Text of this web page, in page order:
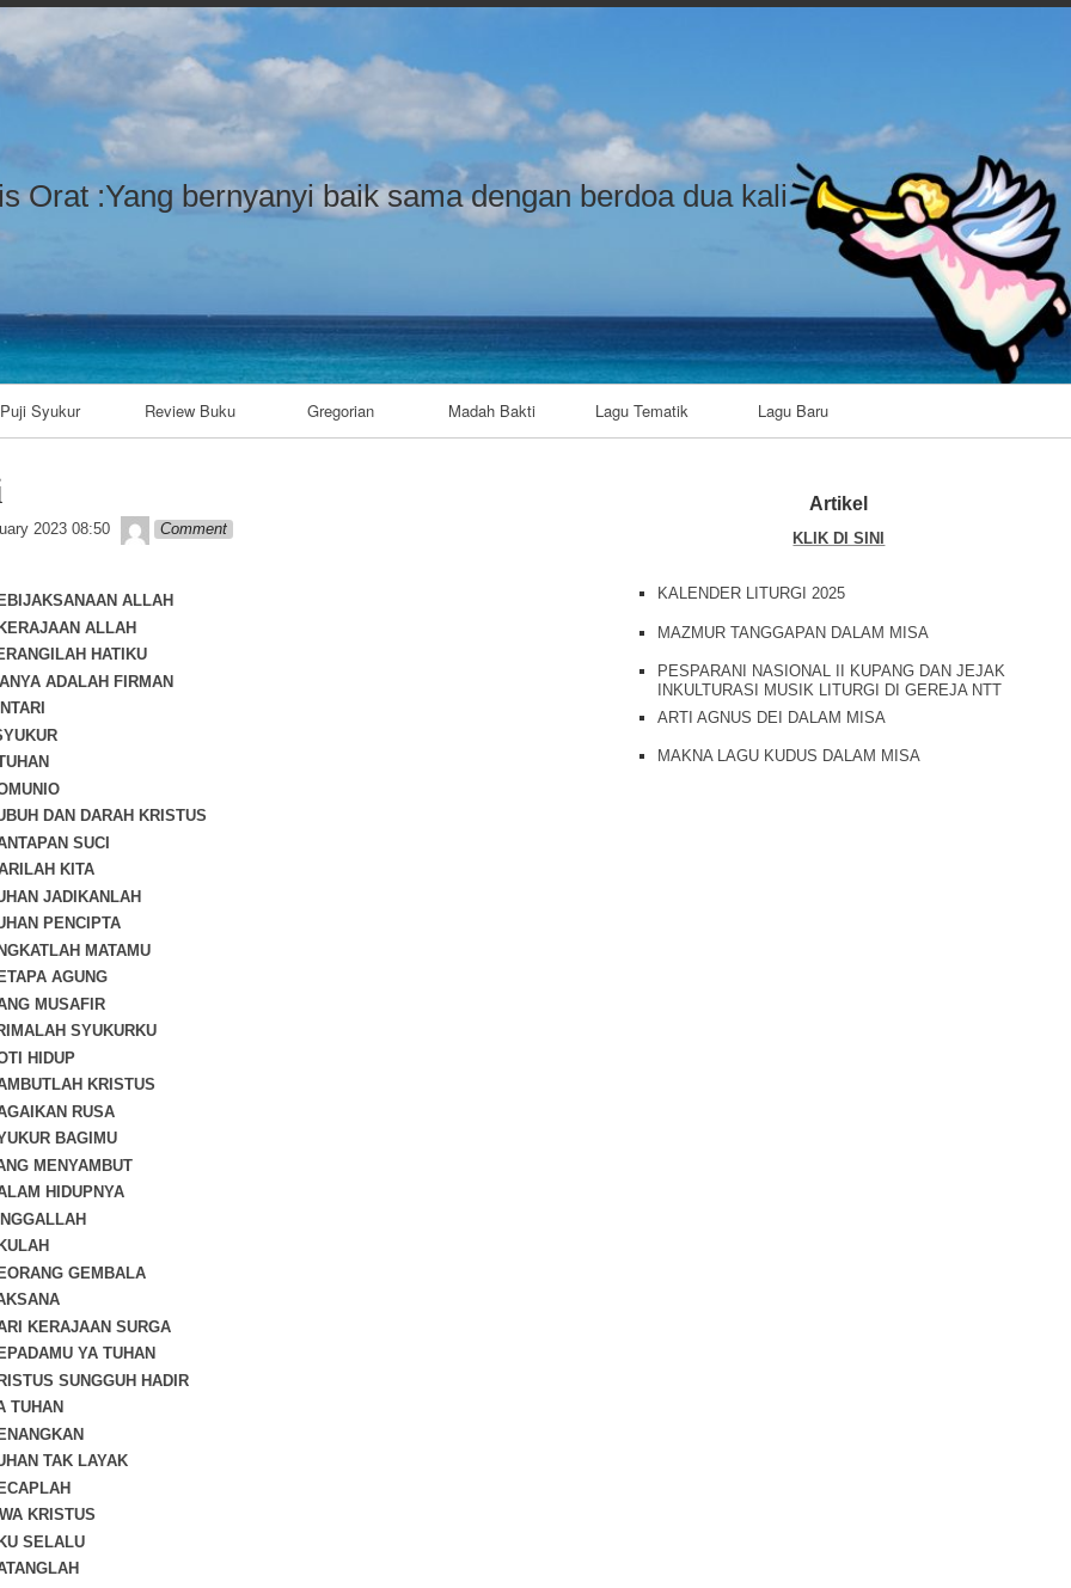
Skip to content
Orat :Yang bernyanyi baik sama dengan berdoa dua kali
Puji Syukur Review Buku Gregorian Madah Bakti Lagu Tematik Lagu Baru
2023 08:50 admin
Comment
ALLAH
ALLAH
HATIKU
ADALAH FIRMAN
DAN DARAH KRISTUS
SUCI
KITA
JADIKANLAH
PENCIPTA
MATAMU
AGUNG
MUSAFIR
SYUKURKU
HIDUP
KRISTUS
RUSA
BAGIMU
MENYAMBUT
HIDUPNYA
GEMBALA
KERAJAAN SURGA
YA TUHAN
SUNGGUH HADIR
TUHAN
TAK LAYAK
KRISTUS
SELALU
Artikel
KLIK DI SINI
KALENDER LITURGI 2025
MAZMUR TANGGAPAN DALAM MISA
PESPARANI NASIONAL II KUPANG DAN JEJAK
INKULTURASI MUSIK LITURGI DI GEREJA NTT
ARTI AGNUS DEI DALAM MISA
MAKNA LAGU KUDUS DALAM MISA